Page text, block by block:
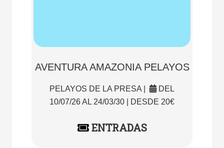
AVENTURA AMAZONIA PELAYOS
PELAYOS DE LA PRESA |
DEL
10/07/26 AL 24/03/30 | DESDE 20€
ENTRADAS